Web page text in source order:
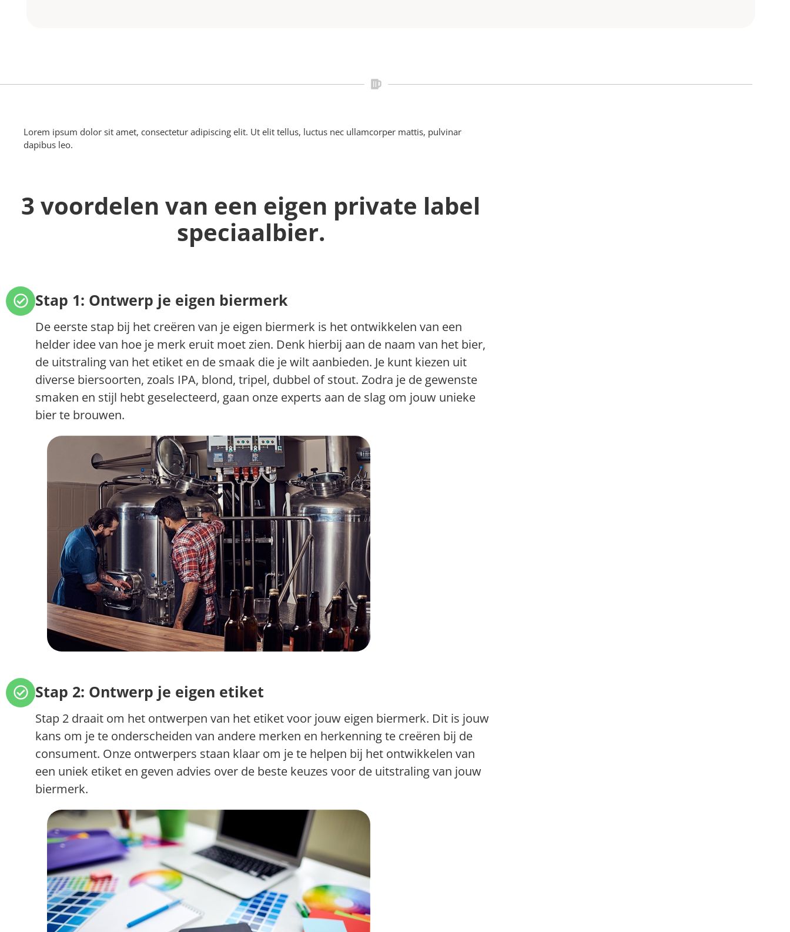
Lorem ipsum dolor sit amet, consectetur adipiscing elit. Ut elit tellus, luctus nec ullamcorper mattis, pulvinar
dapibus leo.
3 voordelen van een eigen private label
speciaalbier.
Stap 1: Ontwerp je eigen biermerk
De eerste stap bij het creëren van je eigen biermerk is het ontwikkelen van een
helder idee van hoe je merk eruit moet zien. Denk hierbij aan de naam van het bier,
de uitstraling van het etiket en de smaak die je wilt aanbieden. Je kunt kiezen uit
diverse biersoorten, zoals IPA, blond, tripel, dubbel of stout. Zodra je de gewenste
smaken en stijl hebt geselecteerd, gaan onze experts aan de slag om jouw unieke
bier te brouwen.
Stap 2: Ontwerp je eigen etiket
Stap 2 draait om het ontwerpen van het etiket voor jouw eigen biermerk. Dit is jouw
kans om je te onderscheiden van andere merken en herkenning te creëren bij de
consument. Onze ontwerpers staan klaar om je te helpen bij het ontwikkelen van
een uniek etiket en geven advies over de beste keuzes voor de uitstraling van jouw
biermerk.